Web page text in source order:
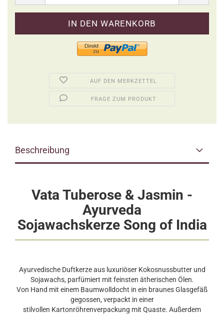
AUF DEN MERKZETTEL
FRAGE ZUM PRODUKT
Beschreibung
Vata Tuberose & Jasmin -
Ayurveda
Sojawachskerze Song of India
Ayurvedische Duftkerze aus luxuriöser Kokosnussbutter und
Sojawachs, parfümiert mit feinsten ätherischen Ölen.
Von Hand mit einem Baumwolldocht in ein braunes Glasgefäß
gegossen, verpackt in einer
stilvollen Kartonröhrenverpackung mit Quaste. Außerdem